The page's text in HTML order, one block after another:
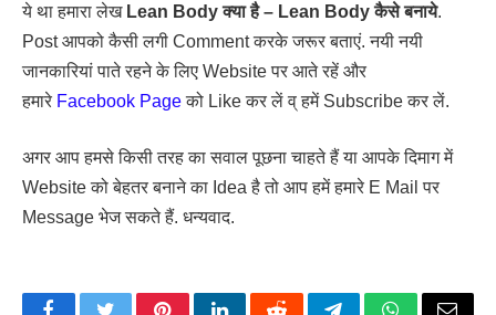
ये था हमारा लेख Lean Body क्या है – Lean Body कैसे बनाये.
Post आपको कैसी लगी Comment करके जरूर बताएं. नयी नयी
जानकारियां पाते रहने के लिए Website पर आते रहें और
हमारे Facebook Pageको Like कर लें व् हमें Subscribe कर लें.
अगर आप हमसे किसी तरह का सवाल पूछना चाहते हैं या आपके दिमाग में
Website को बेहतर बनाने का Idea है तो आप हमें हमारे E Mail पर
Message भेज सकते हैं. धन्यवाद.